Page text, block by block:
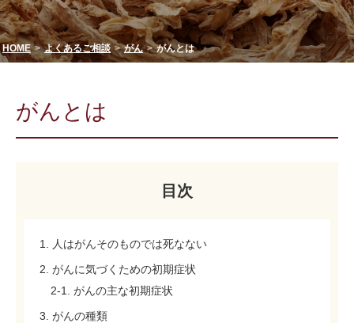
HOME よくあるご相談 がん がんとは
がんとは
目次
1. 人はがんそのものでは死なない
2. がんに気づくための初期症状
2-1. がんの主な初期症状
3. がんの種類